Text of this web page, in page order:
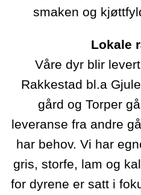
smaken og
Lokale
Våre dyr blir
Rakkestad bl.a
gård og Torper
leveranse fra andre
har behov. Vi har
gris, storfe, lam og
for dyrene er satt i